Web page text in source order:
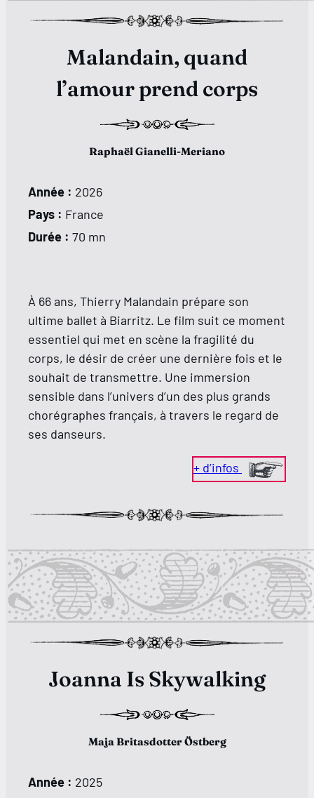
Malandain, quand
l’amour prend corps
Raphaël Gianelli-Meriano
Année : 2026
Pays : France
Durée : 70 mn
À 66 ans, Thierry Malandain prépare son
ultime ballet à Biarritz. Le film suit ce moment
essentiel qui met en scène la fragilité du
corps, le désir de créer une dernière fois et le
souhait de transmettre. Une immersion
sensible dans l’univers d’un des plus grands
chorégraphes français, à travers le regard de
ses danseurs.
+ d’infos
Joanna Is Skywalking
Maja Britasdotter Östberg
Année : 2025